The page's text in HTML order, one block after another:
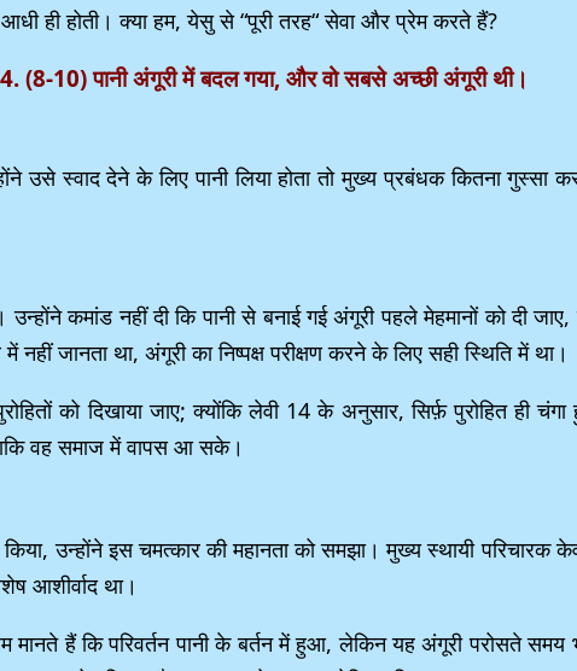
ही होती। क्या हम, येसु से “पूरी तरह“ सेवा और प्रेम करते हैं?
4. (8-10) पानी अंगूरी में बदल गया, और वो सबसे अच्छी अंगूरी थी।
उसे स्वाद देने के लिए पानी लिया होता तो मुख्य प्रबंधक कितना गुस्सा
कमांड नहीं दी कि पानी से बनाई गई अंगूरी पहले मेहमानों को दी
जानता था, अंगूरी का निष्पक्ष परीक्षण करने के लिए सही स्थिति में था।
को दिखाया जाए; क्योंकि लेवी 14 के अनुसार, सिर्फ़ पुरोहित ही
वह समाज में वापस आ सके।
उन्होंने इस चमत्कार की महानता को समझा। मुख्य स्थायी
आशीर्वाद था।
हैं कि परिवर्तन पानी के बर्तन में हुआ, लेकिन यह अंगूरी परोसते